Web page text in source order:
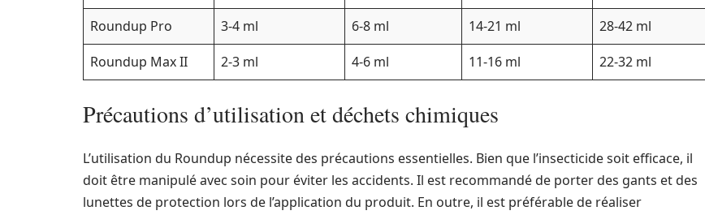
Roundup Pro
3-4 ml 6-8 ml 14-21 ml
28-42 ml
Roundup Max II
2-3 ml 4-6 ml 11-16 ml 22-32 ml
Précautions d’utilisation et déchets chimiques
L’utilisation du Roundup nécessite des précautions essentielles. Bien que l’insecticide soit efficace, il
doit être manipulé avec soin pour éviter les accidents. Il est recommandé de porter des gants et des
lunettes de protection lors de l’application du produit. En outre, il est préférable de réaliser